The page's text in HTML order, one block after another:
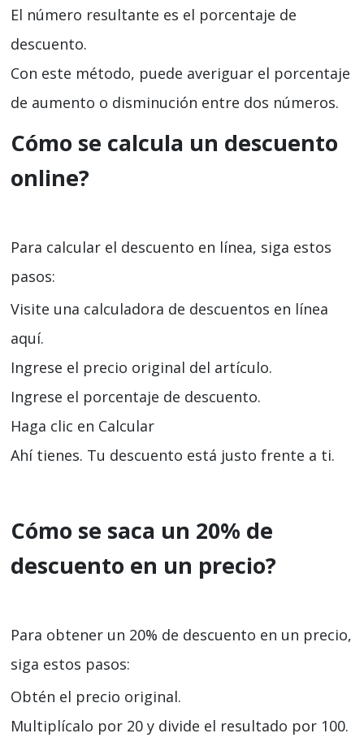
El número resultante es el porcentaje de
descuento.
Con este método, puede averiguar el porcentaje
de aumento o disminución entre dos números.
Cómo se calcula un descuento
online?
Para calcular el descuento en línea, siga estos
pasos:
Visite una calculadora de descuentos en línea
aquí.
Ingrese el precio original del artículo.
Ingrese el porcentaje de descuento.
Haga clic en Calcular
Ahí tienes. Tu descuento está justo frente a ti.
Cómo se saca un 20% de
descuento en un precio?
Para obtener un 20% de descuento en un precio,
siga estos pasos:
Obtén el precio original.
Multiplícalo por 20 y divide el resultado por 100.